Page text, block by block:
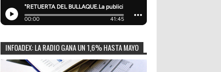
INFOADEX: LA RADIO GANA UN 1,6% HASTA MAYO